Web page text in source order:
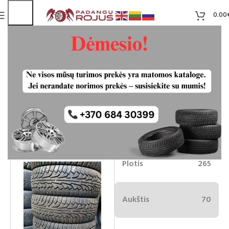
0.00
Nokian hakkapeliitta 5 265/70R16
dygliuotos
65.00€ Liko 4
Plotis 265
Aukštis 70